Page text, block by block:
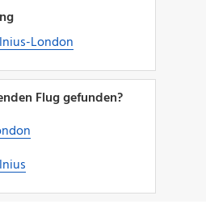
London
Flug gefunden?